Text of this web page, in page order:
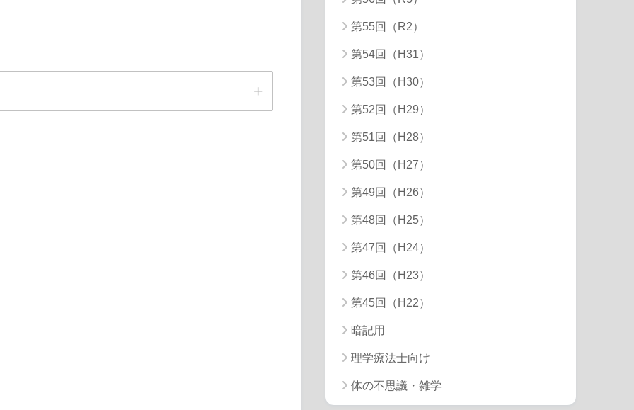
第55回（R2）
第54回（H31）
第53回（H30）
第52回（H29）
第51回（H28）
第50回（H27）
第49回（H26）
第48回（H25）
第47回（H24）
第46回（H23）
第45回（H22）
暗記用
理学療法士向け
体の不思議・雑学